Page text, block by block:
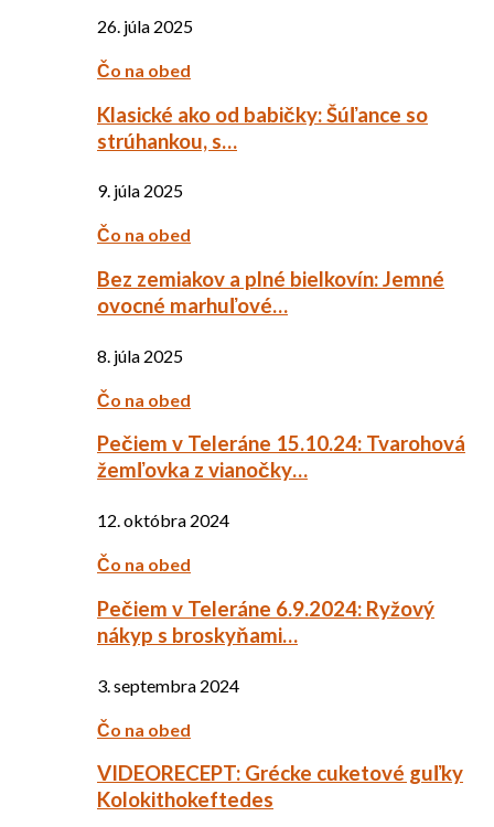
26. júla 2025
Čo na obed
Klasické ako od babičky: Šúľance so
strúhankou, s…
9. júla 2025
Čo na obed
Bez zemiakov a plné bielkovín: Jemné
ovocné marhuľové…
8. júla 2025
Čo na obed
Pečiem v Teleráne 15.10.24: Tvarohová
žemľovka z vianočky…
12. októbra 2024
Čo na obed
Pečiem v Teleráne 6.9.2024: Ryžový
nákyp s broskyňami…
3. septembra 2024
Čo na obed
VIDEORECEPT: Grécke cuketové guľky
Kolokithokeftedes